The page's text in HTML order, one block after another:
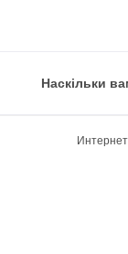
Наскільки